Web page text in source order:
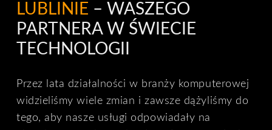
LUBLINIE – WASZEGO
PARTNERA W ŚWIECIE
TECHNOLOGII
Przez lata działalności w branży komputerowej
widzieliśmy wiele zmian i zawsze dążyliśmy do
tego, aby nasze usługi odpowiadały na